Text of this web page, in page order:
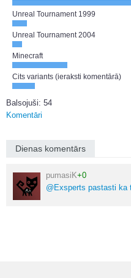
Unreal Tournament 1999
Unreal Tournament 2004
Minecraft
Cits variants (ieraksti komentārā)
Balsojuši: 54
Komentāri
Dienas komentārs
pumasiK+0
@Exsperts pastasti ka